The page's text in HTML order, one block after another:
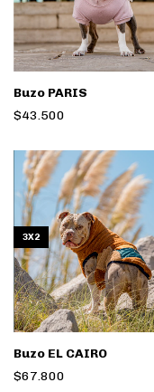
Buzo PARIS
$43.500
3X2
Buzo EL CAIRO
$67.800